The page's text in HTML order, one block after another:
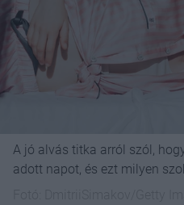
A jó alvás titka arról szól,
adott napot, és ezt milyen